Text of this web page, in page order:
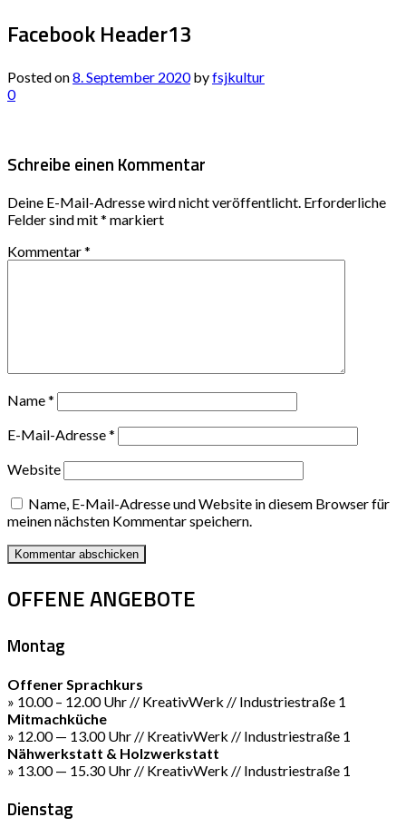
Facebook Header13
Posted on8. September 2020byfsjkultur
0
Schreibe einen Kommentar
Deine E-Mail-Adresse wird nicht veröffentlicht. Erforderliche
Felder sind mit* markiert
Kommentar*
Name*
E-Mail-Adresse*
Website
Name, E-Mail-Adresse und Website in diesem Browser für
meinen nächsten Kommentar speichern.
OFFENE ANGEBOTE
Montag
Offener Sprachkurs
» 10.00 – 12.00 Uhr // KreativWerk // Industriestraße 1
Mitmachküche
» 12.00 — 13.00 Uhr // KreativWerk // Industriestraße 1
Nähwerkstatt & Holzwerkstatt
» 13.00 — 15.30 Uhr // KreativWerk // Industriestraße 1
Dienstag